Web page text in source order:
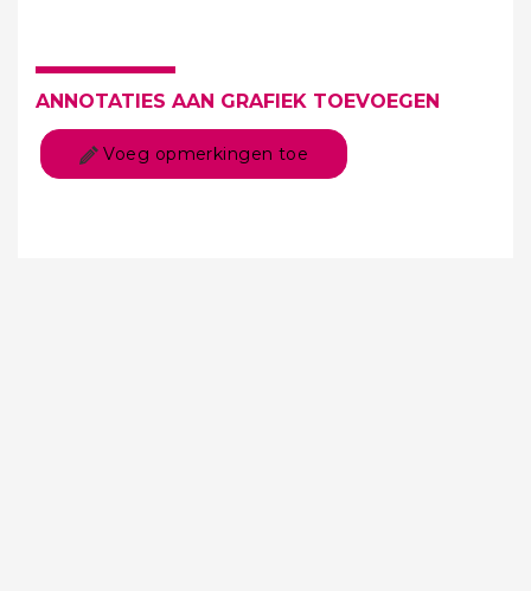
ANNOTATIES AAN GRAFIEK TOEVOEGEN
Voeg opmerkingen toe